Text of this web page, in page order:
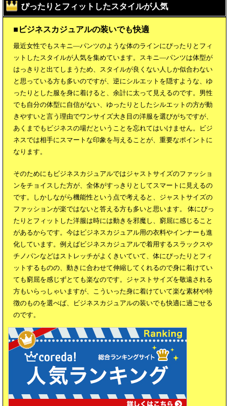
ぴったりとフィットしたスタイルが人気
■ビジネスカジュアルの装いでも快適
最近女性でもスキニ―パンツのような体のラインにぴったりとフィ
ットしたスタイルが人気を集めています。スキニ―パンツは体型が
はっきりと出てしまうため、スタイルが良くない人しか似合わない
と思っている方も多いのですが、逆にシルエットを隠すような、ゆ
ったりとした服を身に着けると、余計に太って見えるのです。男性
でも自分の体型に自信がない、ゆったりとしたシルエットの方が動
きやすいと言う理由でワンサイズ大き目の洋服を選びがちですが、
あくまでもビジネスの場だということを忘れてはいけません。ビジ
ネスでは相手にスマートな印象を与えることが、重要なポイントに
なります。
そのためにもビジネスカジュアルではジャストサイズのファッショ
ンをチョイスした方が、全体がすっきりとしてスマートに見えるの
です。しかしながら機能性という点で考えると、ジャストサイズの
ファッションが楽ではないと答える方も多いと思います。 体にぴっ
たりとフィットした洋服は時には動きを邪魔し、窮屈に感じること
があるからです。今はビジネスカジュアル用の衣料やインナーも進
化しています。例えばビジネスカジュアルで着用するスラックスや
チノパンなどはストレッチがよくきいていて、体にぴったりとフィ
ットするものの、動きに合わせて伸縮してくれるので身に着けてい
ても窮屈を感じずとても楽なのです。ジャストサイズを敬遠される
方もいらっしゃいますが、こういった身に着けていて楽な素材や特
徴のものを選べば、ビジネスカジュアルの装いでも快適に過ごせる
のです。